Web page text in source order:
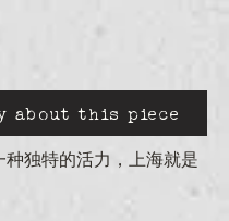
about this piece
种独特的活力，上海就是